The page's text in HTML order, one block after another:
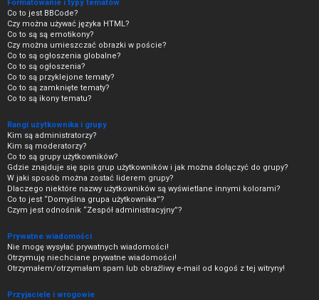
Formatowanie i typy tematów
Co to jest BBCode?
Czy można używać języka HTML?
Co to są są emotikony?
Czy można umieszczać obrazki w poście?
Co to są ogłoszenia globalne?
Co to są ogłoszenia?
Co to są przyklejone tematy?
Co to są zamknięte tematy?
Co to są ikony tematu?
Rangi użytkownika i grupy
Kim są administratorzy?
Kim są moderatorzy?
Co to są grupy użytkowników?
Gdzie znajduje się spis grup użytkowników i jak można dołączyć do grupy?
W jaki sposób można zostać liderem grupy?
Dlaczego niektóre nazwy użytkowników są wyświetlane innymi kolorami?
Co to jest “Domyślna grupa użytkownika”?
Czym jest odnośnik “Zespół administracyjny”?
Prywatne wiadomości
Nie mogę wysyłać prywatnych wiadomości!
Otrzymuję niechciane prywatne wiadomości!
Otrzymałem/otrzymałam spam lub obraźliwy e-mail od kogoś z tej witryny!
Przyjaciele i wrogowie